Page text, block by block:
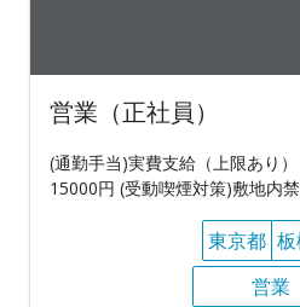
営業（正社員）
(通勤手当)実費支給（上限あり
15000円 (受動喫煙対策)敷地内
東京都
営業